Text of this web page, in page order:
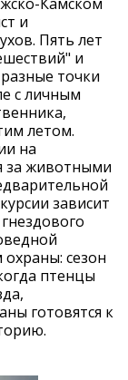
и
Пять лет
и
точки
с личным
летом.
на
за животными
зависит
сезон
птенцы
готовятся к